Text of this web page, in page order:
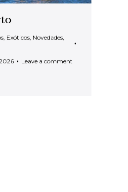
Exóticos Novedades
Leave a comment